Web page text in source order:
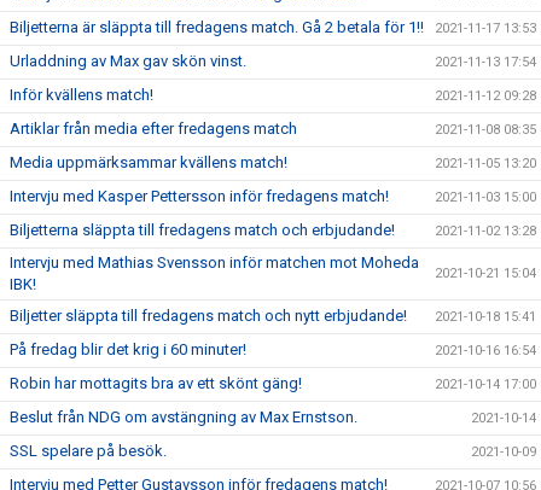
Biljetterna är släppta till fredagens match. Gå 2 betala för 1!! 2021-11-17 13:53
Urladdning av Max gav skön vinst. 2021-11-13 17:54
Inför kvällens match! 2021-11-12 09:28
Artiklar från media efter fredagens match 2021-11-08 08:35
Media uppmärksammar kvällens match! 2021-11-05 13:20
Intervju med Kasper Pettersson inför fredagens match! 2021-11-03 15:00
Biljetterna släppta till fredagens match och erbjudande! 2021-11-02 13:28
Intervju med Mathias Svensson inför matchen mot Moheda
IBK!
2021-10-21 15:04
Biljetter släppta till fredagens match och nytt erbjudande! 2021-10-18 15:41
På fredag blir det krig i 60 minuter! 2021-10-16 16:54
Robin har mottagits bra av ett skönt gäng! 2021-10-14 17:00
Beslut från NDG om avstängning av Max Ernstson. 2021-10-14
SSL spelare på besök. 2021-10-09
Intervju med Petter Gustavsson inför fredagens match! 2021-10-07 10:56